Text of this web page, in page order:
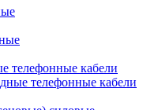
телефонные кабели
телефонные кабели